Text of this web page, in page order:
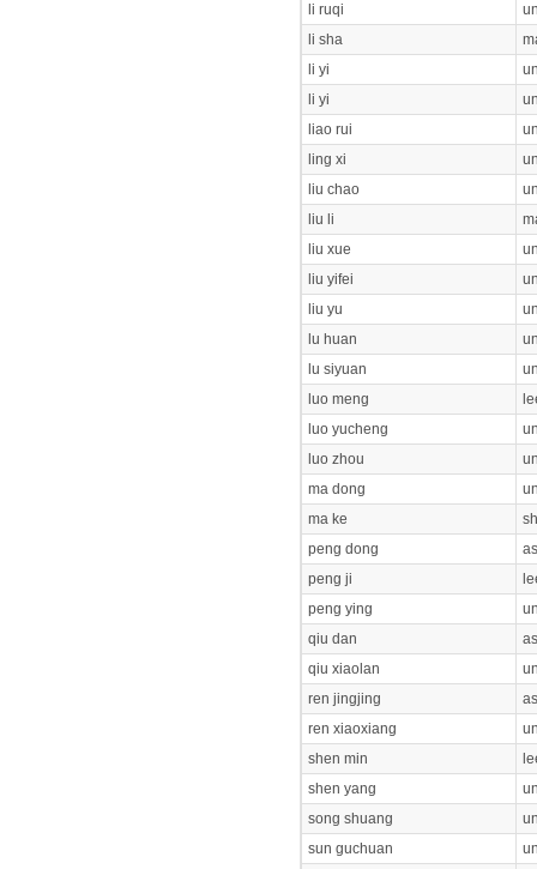
li ruqi
li sha
li yi
li yi
liao rui
ling xi
liu chao
liu li
liu xue
liu yifei
liu yu
lu huan
lu siyuan
luo meng
luo yucheng
luo zhou
ma dong
ma ke
peng dong
peng ji
peng ying
qiu dan
qiu xiaolan
ren jingjing
ren xiaoxiang
shen min
shen yang
song shuang
sun guchuan